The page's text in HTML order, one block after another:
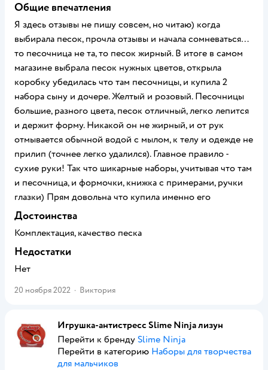
Общие впечатления
Я здесь отзывы не пишу совсем, но читаю) когда
выбирала песок, прочла отзывы и начала сомневаться…
то песочница не та, то песок жирный. В итоге в самом
магазине выбрала песок нужных цветов, открыла
коробку убедилась что там песочницы, и купила 2
набора сыну и дочере. Желтый и розовый. Песочницы
большие, разного цвета, песок отличный, легко лепится
и держит форму. Никакой он не жирный, и от рук
отмывается обычной водой с мылом, к телу и одежде не
прилип (точнее легко удалился). Главное правило -
сухие руки! Так что шикарные наборы, учитывая что там
и песочница, и формочки, книжка с примерами, ручки
глазки) Прям довольна что купила именно его
Достоинства
Комплектация, качество песка
Недостатки
Нет
20 ноября 2022 · Виктория
Игрушка-антистресс Slime Ninja лизун
Перейти к бренду Slime Ninja
Перейти в категорию Наборы для творчества
для мальчиков